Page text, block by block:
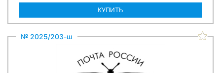
КУПИТЬ
№ 2025/203-ш